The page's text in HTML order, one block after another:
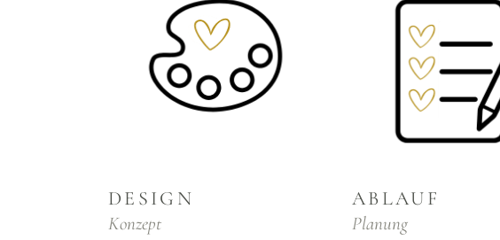
DESIGN
Konzept
ABLAUF
Planung